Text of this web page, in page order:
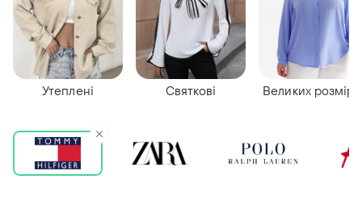
Утеплені Святкові Великих